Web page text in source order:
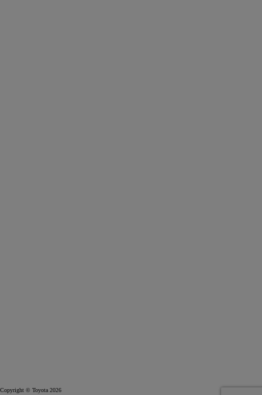
Copyright © Toyota 2026